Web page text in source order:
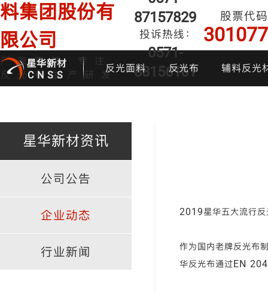
料集团股份有
限公司
厂家直销·专注
反光布生产研发
87157829
投诉热线：
0571-
88156161
股票代码
301077
星华新材
CNSS
反光面料 反光布 辅料反光
星华新材资讯
公司公告
企业动态
行业新闻
2019星华五大流行反
作为国内老牌反光布
华反光布通过EN